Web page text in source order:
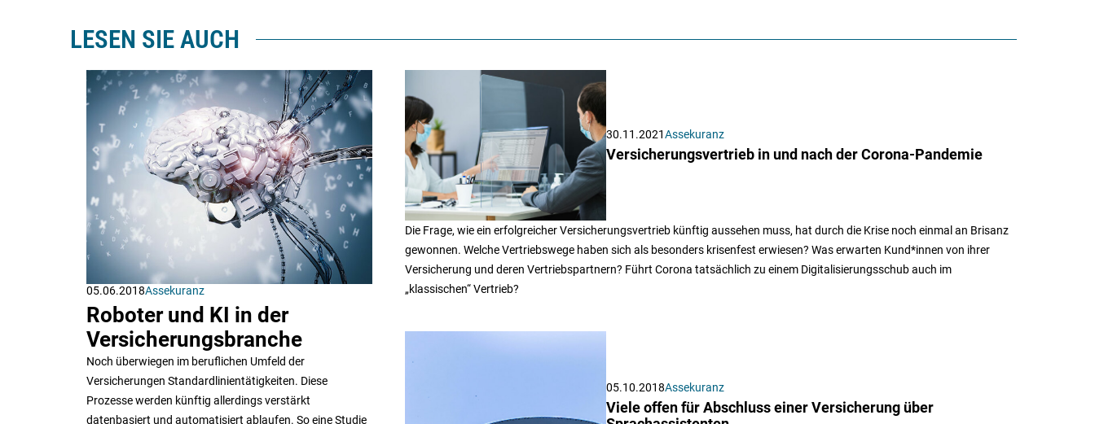
LESEN SIE AUCH
05.06.2018Assekuranz
Roboter und KI in der
Versicherungsbranche
Noch überwiegen im beruflichen Umfeld der
Versicherungen Standardlinientätigkeiten. Diese
Prozesse werden künftig allerdings verstärkt
datenbasiert und automatisiert ablaufen. So eine Studie
30.11.2021Assekuranz
Versicherungsvertrieb in und nach der Corona-Pandemie
Die Frage, wie ein erfolgreicher Versicherungsvertrieb künftig aussehen muss, hat durch die Krise noch einmal an Brisanz
gewonnen. Welche Vertriebswege haben sich als besonders krisenfest erwiesen? Was erwarten Kund*innen von ihrer
Versicherung und deren Vertriebspartnern? Führt Corona tatsächlich zu einem Digitalisierungsschub auch im
„klassischen“ Vertrieb?
05.10.2018Assekuranz
Viele offen für Abschluss einer Versicherung über